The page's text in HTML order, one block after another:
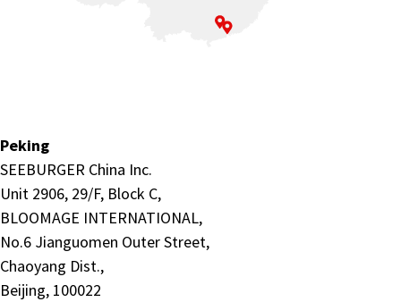
Peking
SEEBURGER China Inc.
Unit 2906, 29/F, Block C,
BLOOMAGE INTERNATIONAL,
No.6 Jianguomen Outer Street,
Chaoyang Dist.,
Beijing, 100022